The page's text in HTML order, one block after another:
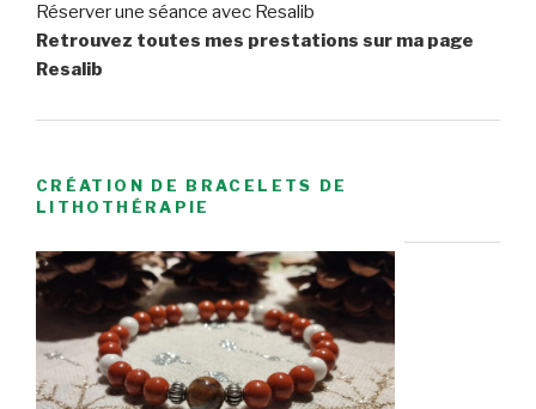
Réserver une séance avec Resalib
Retrouvez toutes mes prestations sur ma page
Resalib
CRÉATION DE BRACELETS DE
LITHOTHÉRAPIE